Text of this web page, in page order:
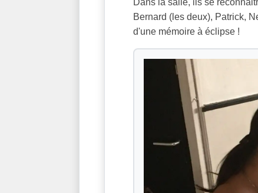
Dans la salle, ils se
Bernard (les deux), Patrick,
d'une mémoire à éclipse !